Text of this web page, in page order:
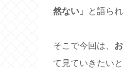
然ない」
と語ら
そこで今回は、
て見ていきたいと